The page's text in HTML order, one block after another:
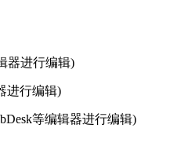
器进行编辑)
进行编辑)
等编辑器进行编辑)